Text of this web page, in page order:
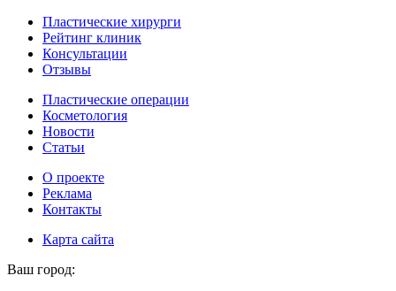
Пластические хирурги
Рейтинг клиник
Консультации
Отзывы
Пластические операции
Косметология
Новости
Статьи
О проекте
Реклама
Контакты
Карта сайта
Ваш город: